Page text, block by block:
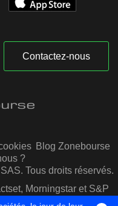
Contactez-nous
Blog Zonebourse
?
Tous droits réservés.
Morningstar et S&P